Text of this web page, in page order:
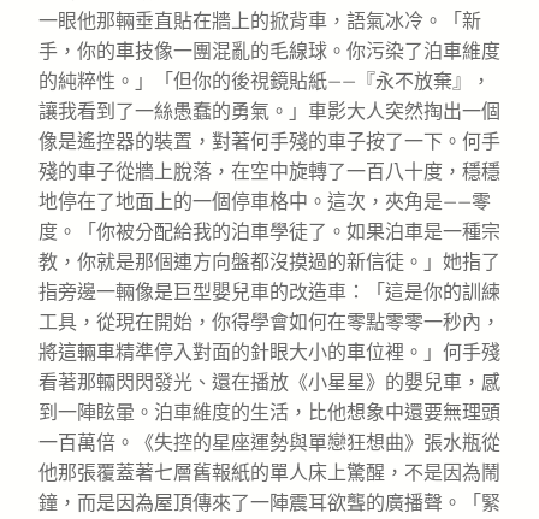
一眼他那輛垂直貼在牆上的掀背車，語氣冰冷。「新
手，你的車技像一團混亂的毛線球。你污染了泊車維度
的純粹性。」「但你的後視鏡貼紙——『永不放棄』，
讓我看到了一絲愚蠢的勇氣。」車影大人突然掏出一個
像是遙控器的裝置，對著何手殘的車子按了一下。何手
殘的車子從牆上脫落，在空中旋轉了一百八十度，穩穩
地停在了地面上的一個停車格中。這次，夾角是——零
度。「你被分配給我的泊車學徒了。如果泊車是一種宗
教，你就是那個連方向盤都沒摸過的新信徒。」她指了
指旁邊一輛像是巨型嬰兒車的改造車：「這是你的訓練
工具，從現在開始，你得學會如何在零點零零一秒內，
將這輛車精準停入對面的針眼大小的車位裡。」何手殘
看著那輛閃閃發光、還在播放《小星星》的嬰兒車，感
到一陣眩暈。泊車維度的生活，比他想象中還要無理頭
一百萬倍。《失控的星座運勢與單戀狂想曲》張水瓶從
他那張覆蓋著七層舊報紙的單人床上驚醒，不是因為鬧
鐘，而是因為屋頂傳來了一陣震耳欲聾的廣播聲。「緊